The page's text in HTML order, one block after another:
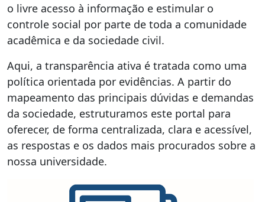
o livre acesso à informação e estimular o
controle social por parte de toda a comunidade
acadêmica e da sociedade civil.
Aqui, a transparência ativa é tratada como uma
política orientada por evidências. A partir do
mapeamento das principais dúvidas e demandas
da sociedade, estruturamos este portal para
oferecer, de forma centralizada, clara e acessível,
as respostas e os dados mais procurados sobre a
nossa universidade.